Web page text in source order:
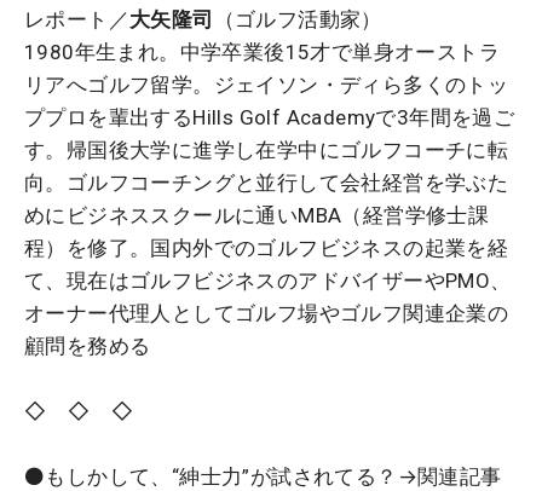
レポート／大矢隆司
（ゴルフ活動家）
1980年生まれ。中学卒業後15才で単身オーストラ
リアへゴルフ留学。ジェイソン・ディら多くのトッ
ププロを輩出するHills Golf Academyで3年間を過ご
す。帰国後大学に進学し在学中にゴルフコーチに転
向。ゴルフコーチングと並行して会社経営を学ぶた
めにビジネススクールに通いMBA（経営学修士課
程）を修了。国内外でのゴルフビジネスの起業を経
て、現在はゴルフビジネスのアドバイザーやPMO、
オーナー代理人としてゴルフ場やゴルフ関連企業の
顧問を務める
◇ ◇ ◇
⚫️もしかして、“紳士力”が試されてる？→関連記事